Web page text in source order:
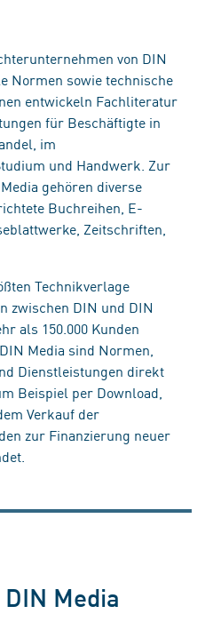
von DIN
Normen sowie technische
entwickeln Fachliteratur
für Beschäftigte in
im
und Handwerk. Zur
gehören diverse
Buchreihen, E-
Zeitschriften,
Technikverlage
zwischen DIN und DIN
als 150.000 Kunden
Media sind Normen,
Dienstleistungen direkt
Beispiel per Download,
Verkauf der
zur Finanzierung neuer
Media